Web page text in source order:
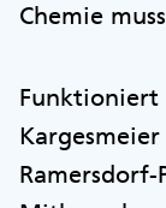
Chemie
Funktioniert